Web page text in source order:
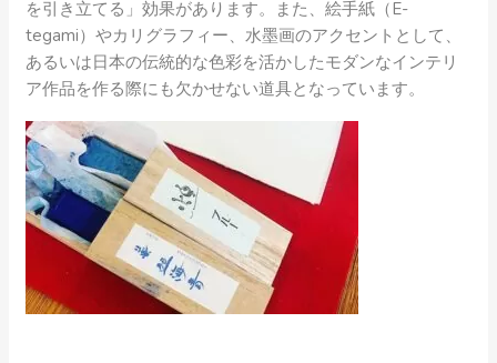
を引き立てる」効果があります。また、絵手紙（E-
tegami）やカリグラフィー、水墨画のアクセントとして、
あるいは日本の伝統的な色彩を活かしたモダンなインテリ
ア作品を作る際にも欠かせない道具となっています。